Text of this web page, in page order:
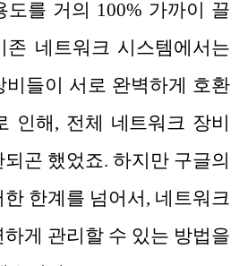
도를 거의 100% 가까이 끌
존 네트워크 시스템에서는
비들이 서로 완벽하게 호환
인해, 전체 네트워크 장비
곤 했었죠. 하지만 구글의
한계를 넘어서, 네트워크
게 관리할 수 있는 방법을